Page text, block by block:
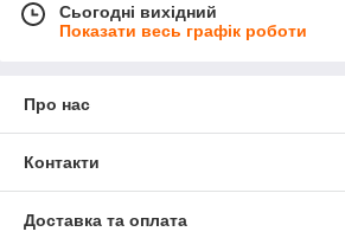
Сьогодні вихідний
Показати весь графік роботи
Про нас
Контакти
Доставка та оплата